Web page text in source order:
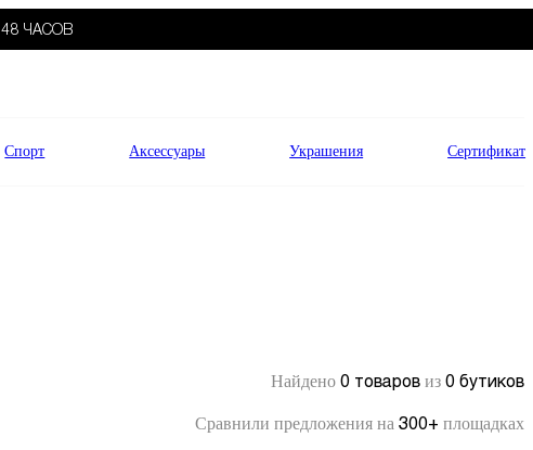
48 ЧАСОВ
Спорт Аксессуары Украшения Сертификат
Найдено 0 товаров из 0 бутиков
Сравнили предложения на 300+ площадках